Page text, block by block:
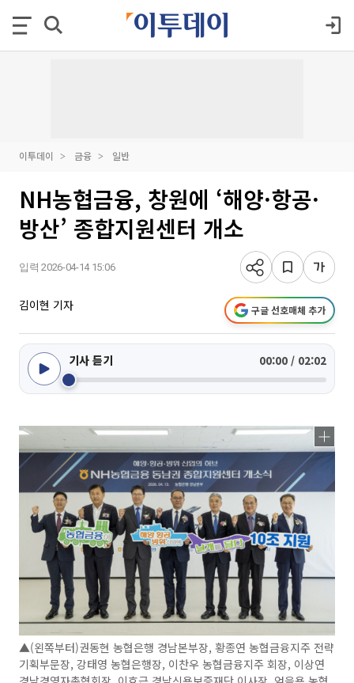
이투데이 금융 일반
NH농협금융, 창원에 ‘해양·항공·
방산’ 종합지원센터 개소
입력 2026-04-14 15:06
김이현 기자 구글 선호매체 추가
기사 듣기 00:00 / 02:02
▲(왼쪽부터)권동현 농협은행 경남본부장, 황종연 농협금융지주 전략
기획부문장, 강태영 농협은행장, 이찬우 농협금융지주 회장, 이상연